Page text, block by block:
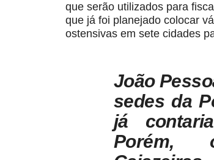
que serão utilizados para
que já foi planejado colocar
ostensivas em sete cidades
João
sedes da
já
Porém,